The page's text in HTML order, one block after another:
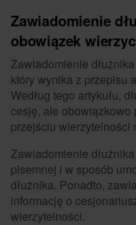
Zawiadomienie
obowiązek
Zawiadomienie
który wynika z przepisu
Według tego artykułu,
cesję, ale
przejściu wierzytelności
Zawiadomienie
pisemnej i w sposób
dłużnika. Ponadto,
informację o
wierzytelności.